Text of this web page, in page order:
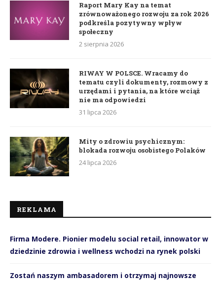
Raport Mary Kay na temat
zrównoważonego rozwoju za rok 2026
podkreśla pozytywny wpływ
społeczny
2 sierpnia 2026
RIWAY W POLSCE. Wracamy do
tematu czyli dokumenty, rozmowy z
urzędami i pytania, na które wciąż
nie ma odpowiedzi
31 lipca 2026
Mity o zdrowiu psychicznym:
blokada rozwoju osobistego Polaków
24 lipca 2026
REKLAMA
Firma Modere. Pionier modelu social retail, innowator w
dziedzinie zdrowia i wellness wchodzi na rynek polski
Zostań naszym ambasadorem i otrzymaj najnowsze